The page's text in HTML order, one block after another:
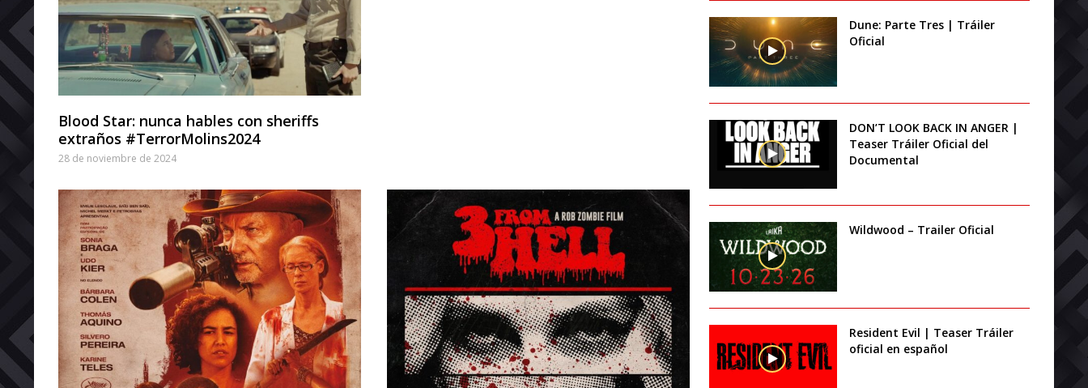
Blood Star: nunca hables con sheriffs
extraños #TerrorMolins2024
28 de noviembre de 2024
Dune: Parte Tres | Tráiler
Oficial
DON’T LOOK BACK IN ANGER |
Teaser Tráiler Oficial del
Documental
Wildwood – Trailer Oficial
Resident Evil | Teaser Tráiler
oficial en español